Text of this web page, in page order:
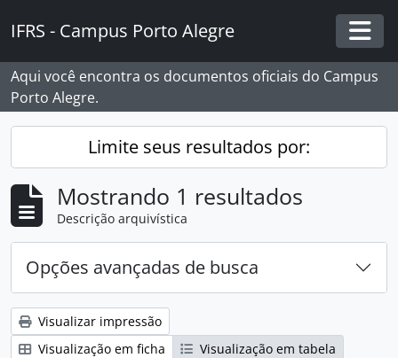
IFRS - Campus Porto Alegre
Aqui você encontra os documentos oficiais do Campus
Porto Alegre.
Limite seus resultados por:
Mostrando 1 resultados
Descrição arquivística
Opções avançadas de busca
Visualizar impressão
Visualização em ficha
Visualização em tabela